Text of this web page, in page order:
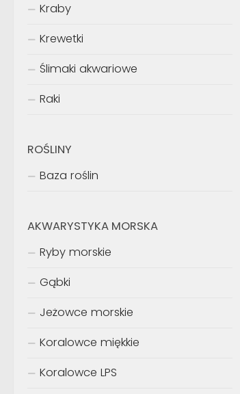
Wielki
Kraby
Krewetki
Ślimaki akwariowe
Raki
ROŚLINY
Baza roślin
AKWARYSTYKA MORSKA
Ryby morskie
Gąbki
Jeżowce morskie
Koralowce miękkie
Koralowce LPS